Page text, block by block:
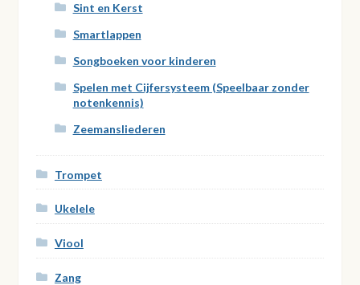
Sint en Kerst
Smartlappen
Songboeken voor kinderen
Spelen met Cijfersysteem (Speelbaar zonder
notenkennis)
Zeemansliederen
Trompet
Ukelele
Viool
Zang